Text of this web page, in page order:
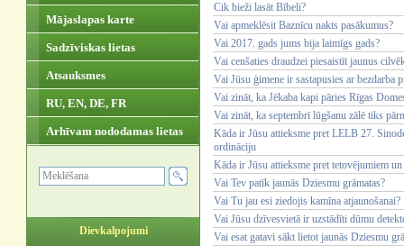
Mājaslapas karte
Sadzīviskas lietas
Atsauksmes
RU, EN, DE, FR
Arhīvam nododamas lietas
Dievkalpojumi
Cik bieži lasāt Bībeli?
Vai apmeklēsit Baznīcu nakts pasākumus?
Vai 2017. gads jums bija laimīgs gads?
Vai cenšaties draudzei piesaistīt jaunus
Vai Jūsu ģimene ir sastapusies ar bezdarba
Vai zināt, ka Jēkaba kapi pāries Rīgas
Vai zināt, ka septembrī lūgšanu zālē tiks
Kāda ir Jūsu attieksme pret LELB 27.
ordināciju
Kāda ir Jūsu attieksme pret tetovējumiem un
Vai Tev patīk jaunās Dziesmu grāmatas?
Vai Tu jau esi ziedojis kamīna atjaunošanai?
Vai Jūsu dzīvesvietā ir uzstādīti dūmu
Vai esat gatavi sākt lietot jaunās Dziesmu